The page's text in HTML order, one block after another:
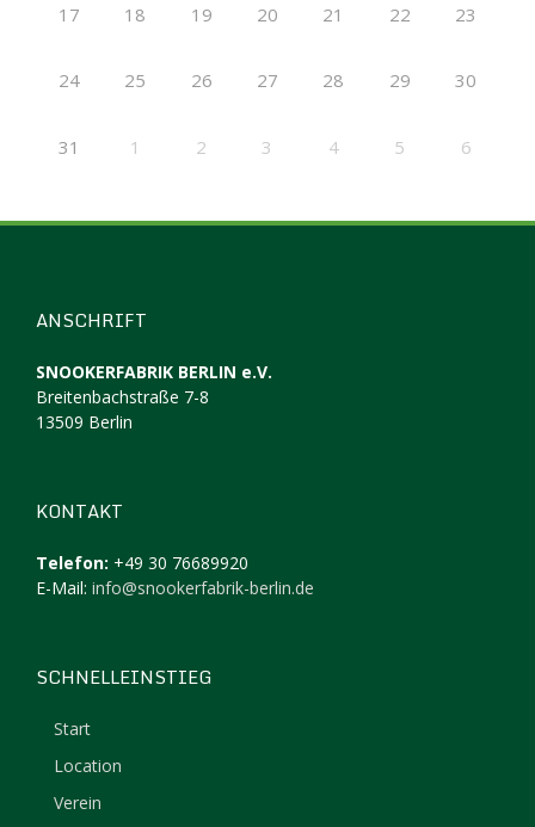
17 18 19 20 21 22 23
24 25 26 27 28 29 30
31 1 2 3 4 5 6
ANSCHRIFT
SNOOKERFABRIK BERLIN e.V.
Breitenbachstraße 7-8
13509 Berlin
KONTAKT
Telefon: +49 30 76689920
E-Mail: info@snookerfabrik-berlin.de
SCHNELLEINSTIEG
Start
Location
Verein